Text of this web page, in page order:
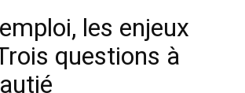
les enjeux
questions à